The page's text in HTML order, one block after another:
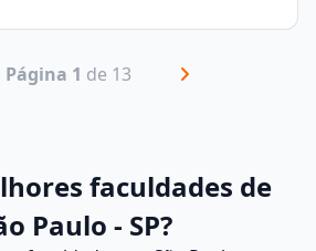
Página 1 de 13
faculdades de
Paulo - SP?